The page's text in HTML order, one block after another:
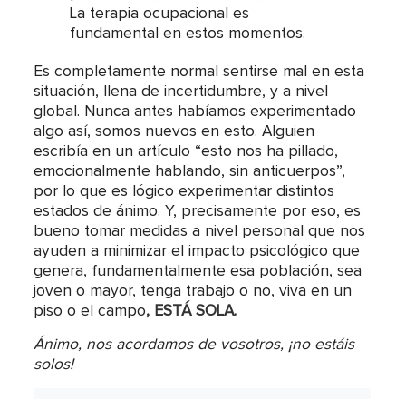
La terapia ocupacional es
fundamental en estos momentos.
Es completamente normal sentirse mal en esta
situación, llena de incertidumbre, y a nivel
global. Nunca antes habíamos experimentado
algo así, somos nuevos en esto. Alguien
escribía en un artículo “esto nos ha pillado,
emocionalmente hablando, sin anticuerpos”,
por lo que es lógico experimentar distintos
estados de ánimo. Y, precisamente por eso, es
bueno tomar medidas a nivel personal que nos
ayuden a minimizar el impacto psicológico que
genera, fundamentalmente esa población, sea
joven o mayor, tenga trabajo o no, viva en un
piso o el campo, ESTÁ SOLA.
Ánimo, nos acordamos de vosotros, ¡no estáis
solos!